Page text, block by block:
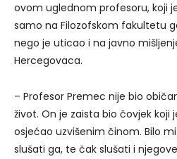
ovom uglednom profesoru, koji
samo na Filozofskom fakultetu
nego je uticao i na javno
Hercegovaca.
– Profesor Premec nije bio
život. On je zaista bio čovjek koji
osjećao uzvišenim činom. Bilo
slušati ga, te čak slušati i